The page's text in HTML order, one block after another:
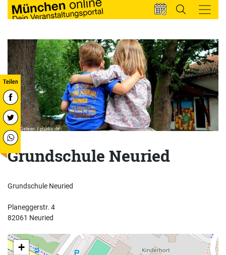
Grundschule Neuried
Grundschule Neuried
Planeggerstr. 4
82061 Neuried
+